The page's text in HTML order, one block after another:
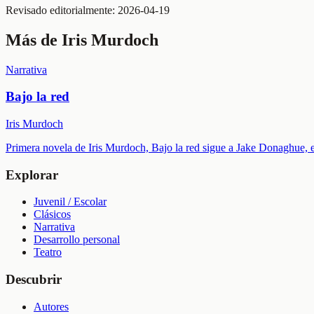
Revisado editorialmente: 2026-04-19
Más de Iris Murdoch
Narrativa
Bajo la red
Iris Murdoch
Primera novela de Iris Murdoch, Bajo la red sigue a Jake
Explorar
Juvenil / Escolar
Clásicos
Narrativa
Desarrollo personal
Teatro
Descubrir
Autores